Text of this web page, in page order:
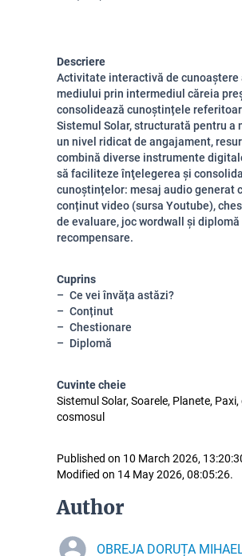
Descriere
Activitate interactivă de cunoaștere
mediului prin intermediul căreia
consolidează cunoștințele
Sistemul Solar, structurată pentru a
un nivel ridicat de angajament,
combină diverse instrumente
să faciliteze înţelegerea și
cunoștințelor: mesaj audio generat
conținut video (sursa Youtube),
de evaluare, joc wordwall și diplomă
recompensare.
Cuprins
Ce vei învăța astăzi?
Conținut
Chestionare
Diplomă
Cuvinte cheie
Sistemul Solar, Soarele, Planete, Paxi,
cosmosul
Published on 10 March 2026,
Modified on 14 May 2026, 08:05:26.
Author
OBREJA DORUȚA